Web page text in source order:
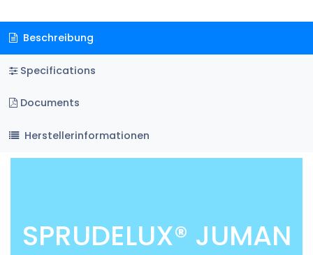
Beschreibung
Specifications
Documents
Herstellerinformationen
SPRUDELUX® JUMAN